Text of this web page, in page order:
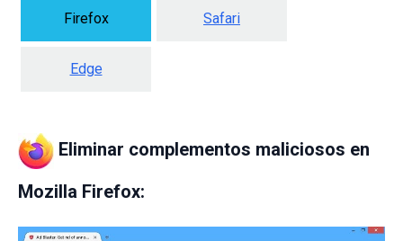
Firefox Safari
Edge
Eliminar complementos maliciosos en
Mozilla Firefox: